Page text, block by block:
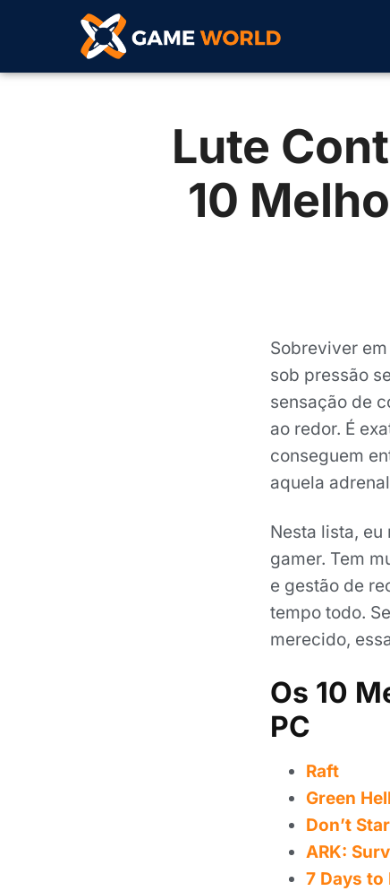
Lute
10
Sobreviver
sob pressão
sensação de
ao redor. É
conseguem
aquela
Nesta lista, eu
gamer. Tem
e gestão de
tempo todo.
merecido,
Os 10
PC
Raft
Green Hell
Don’t
ARK:
7 Days to